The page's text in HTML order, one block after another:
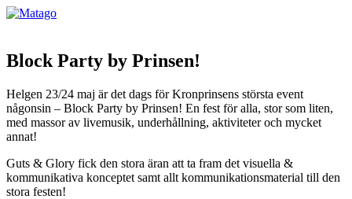
Block Party by Prinsen!
Helgen 23/24 maj är det dags för Kronprinsens största event
någonsin – Block Party by Prinsen! En fest för alla, stor som liten,
med massor av livemusik, underhållning, aktiviteter och mycket
annat!
Guts & Glory fick den stora äran att ta fram det visuella &
kommunikativa konceptet samt allt kommunikationsmaterial till den
stora festen!